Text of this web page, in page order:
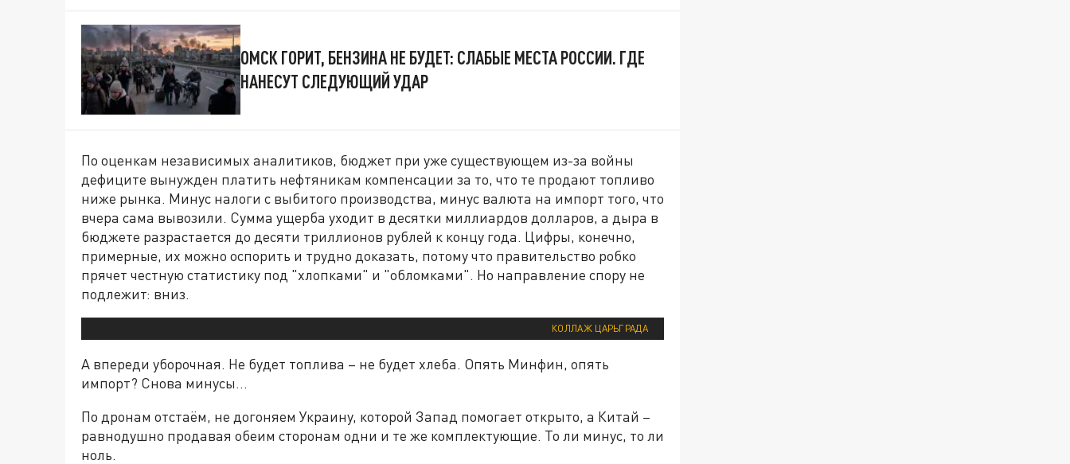
ОМСК ГОРИТ, БЕНЗИНА НЕ БУДЕТ: СЛАБЫЕ МЕСТА РОССИИ. ГДЕ
НАНЕСУТ СЛЕДУЮЩИЙ УДАР
По оценкам независимых аналитиков, бюджет при уже существующем из-за войны
дефиците вынужден платить нефтяникам компенсации за то, что те продают топливо
ниже рынка. Минус налоги с выбитого производства, минус валюта на импорт того, что
вчера сама вывозили. Сумма ущерба уходит в десятки миллиардов долларов, а дыра в
бюджете разрастается до десяти триллионов рублей к концу года. Цифры, конечно,
примерные, их можно оспорить и трудно доказать, потому что правительство робко
прячет честную статистику под "хлопками" и "обломками". Но направление спору не
подлежит: вниз.
КОЛЛАЖ ЦАРЬГРАДА
А впереди уборочная. Не будет топлива – не будет хлеба. Опять Минфин, опять
импорт? Снова минусы…
По дронам отстаём, не догоняем Украину, которой Запад помогает открыто, а Китай –
равнодушно продавая обеим сторонам одни и те же комплектующие. То ли минус, то ли
ноль.